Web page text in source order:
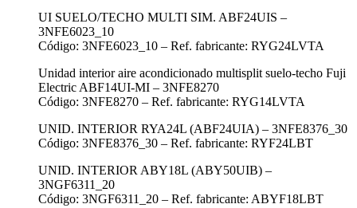
UI SUELO/TECHO MULTI SIM. ABF24UIS –
3NFE6023_10
Código: 3NFE6023_10 – Ref. fabricante: RYG24LVTA
Unidad interior aire acondicionado multisplit suelo-techo Fuji
Electric ABF14UI-MI – 3NFE8270
Código: 3NFE8270 – Ref. fabricante: RYG14LVTA
UNID. INTERIOR RYA24L (ABF24UIA) – 3NFE8376_30
Código: 3NFE8376_30 – Ref. fabricante: RYF24LBT
UNID. INTERIOR ABY18L (ABY50UIB) –
3NGF6311_20
Código: 3NGF6311_20 – Ref. fabricante: ABYF18LBT